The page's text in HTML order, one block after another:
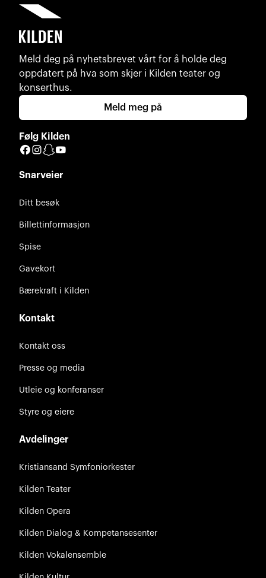
Meld deg på nyhetsbrevet vårt for å holde deg
oppdatert på hva som skjer i Kilden teater og
konserthus.
Meld meg på
Følg Kilden
Facebook
Instagram
Snapchat
Snarveier
Ditt besøk
Billettinformasjon
Spise
Gavekort
Bærekraft i Kilden
Kontakt
Kontakt oss
Presse og media
Utleie og konferanser
Styre og eiere
Avdelinger
Kristiansand Symfoniorkester
Kilden Teater
Kilden Opera
Kilden Dialog & Kompetansesenter
Kilden Vokalensemble